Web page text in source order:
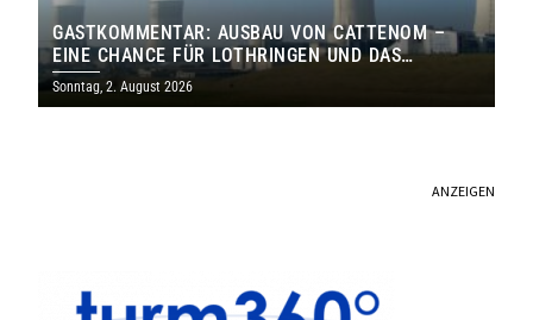
GASTKOMMENTAR: AUSBAU VON CATTENOM –
EINE CHANCE FÜR LOTHRINGEN UND DAS
SAARLAND
Sonntag, 2. August 2026
ANZEIGEN